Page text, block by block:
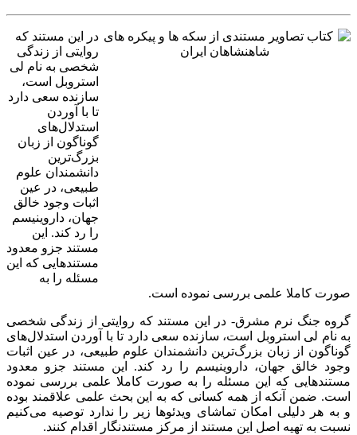
در این مستند که
روایتی از زندگی
شخصی به نام لی
استروبل است،
سازنده سعی دارد
تا با آوردن
استدلال‌های
گوناگون از زبان
بزرگ‌ترین
دانشمندان علوم
طبیعی، در عین
اثبات وجود خالق
جهان، داروینیسم
را رد کند. این
مستند جزو معدود
مستندهایی که این
مسئله را به
صورت کاملا علمی بررسی نموده است.
گروه جنگ نرم مشرق- در این مستند که روایتی از زندگی شخصی
به نام لی استروبل است، سازنده سعی دارد تا با آوردن استدلال‌های
گوناگون از زبان بزرگ‌ترین دانشمندان علوم طبیعی، در عین اثبات
وجود خالق جهان، داروینیسم را رد کند. این مستند جزو معدود
مستندهایی که این مسئله را به صورت کاملا علمی بررسی نموده
است. ضمن آنکه از همه کسانی که به این بحث علمی علاقمند بوده
و به هر دلیلی امکان تماشای ویدئوها زیر را ندارد توصیه می‌کنیم
نسبت به تهیه اصل این مستند از مرکز مستندنگار اقدام کنند.